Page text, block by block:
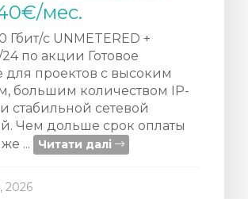
мес.
Гбит/с UNMETERED +
по акции Готовое
проектов с высоким
большим количеством IP-
стабильной сетевой
Чем дольше срок оплаты
...
Читати далі
2026